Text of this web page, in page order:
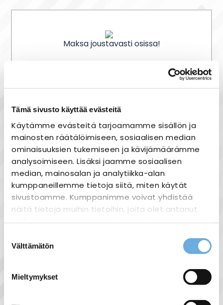
Tämä sivusto käyttää evästeitä
Käytämme evästeitä tarjoamamme sisällön ja
mainosten räätälöimiseen, sosiaalisen median
ominaisuuksien tukemiseen ja kävijämäärämme
analysoimiseen. Lisäksi jaamme sosiaalisen
median, mainosalan ja analytiikka-alan
kumppaneillemme tietoja siitä, miten käytät
sivustoamme. Kumppanimme voivat yhdistää
näitä tietoja muihin tietoihin, joita olet antanut
heille tai joita on kerätty, kun olet käyttänyt
valinta
Välttämätön
Mieltymykset
Maksa joustavasti osissa!
Heti varastosta
Joustavat maksutavat
Tuotekuvaus
Käytettäväksi väyläjärjestelmissä (EIB -
European Installaton Bus/KNX - Konnex) ja
ICA-kaapelina tehonsyöttöasennuksissa.
Asennus rappaukseen tai sen päälle, jopa
kosteisiin ja märkiin tiloihin. Ei hyväksytty
maakaapeliasennukseen.